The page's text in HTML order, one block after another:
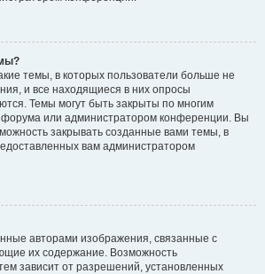
темы, в которых пользователи больше не
и все находящиеся в них опросы
Темы могут быть закрыты по многим
или администратором конференции. Вы
закрывать созданные вами темы, в
вам администратором
авторами изображения, связанные с
их содержание. Возможность
зависит от разрешений, установленных